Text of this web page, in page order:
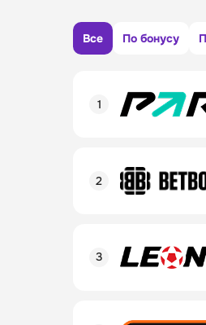
Все По бонусу
Бонусы и акции
Бонусы и акции